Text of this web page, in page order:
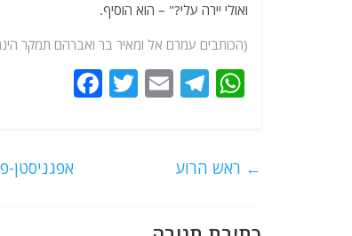
ואולי יירה עלי?" – הוא הוסיף.
(הכותבים עמרם אל ומאיר בר ואברהם תמקר
W
s
p
T
g
m
E
T
e ← ראש הרוע אפגניסטן-